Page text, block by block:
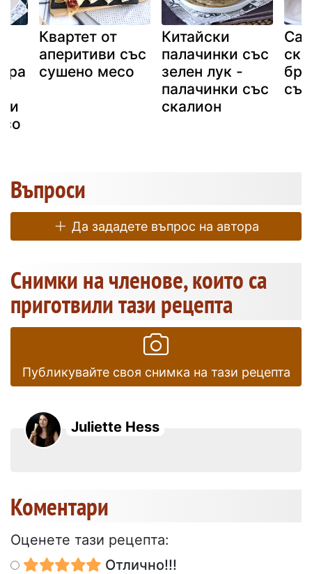
и
Квартет от
аперитиви със
сушено месо
Китайски
палачинки със
зелен лук -
палачинки със
скалион
Въпроси
Да зададете въпрос на автора
Снимки на членове, които са
приготвили тази рецепта
Публикувайте своя снимка на тази рецепта
Juliette Hess
Коментари
Оценете тази рецепта:
Отлично!!!